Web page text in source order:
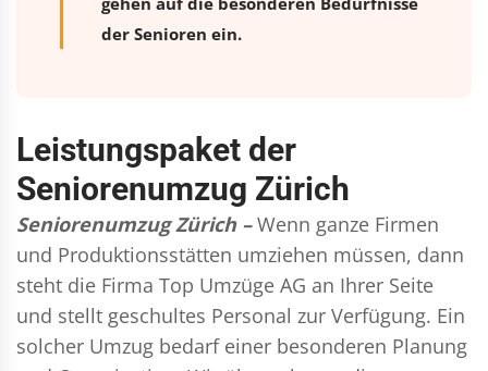
der Senioren ein.
Leistungspaket der
Seniorenumzug Zürich
Seniorenumzug Zürich – Wenn ganze Firmen
und Produktionsstätten umziehen müssen, dann
steht die Firma Top Umzüge AG an Ihrer Seite
und stellt geschultes Personal zur Verfügung. Ein
solcher Umzug bedarf einer besonderen Planung